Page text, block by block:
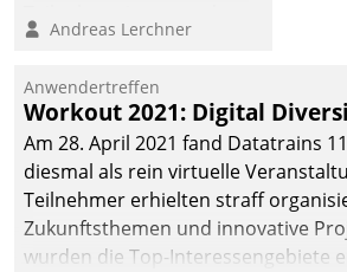
Teilnehmer kurzweilige
Cloud-Strategien und -
Lösungen mit hohem
Zukunftspotenzial.
Andreas Lerchner
Anwendertreffen
Workout 2021: Digital
Am 28. April 2021 fand Datatrains
diesmal als rein virtuelle
Teilnehmer erhielten straff
Zukunftsthemen und innovative
wurden die Top-Interessengebiete